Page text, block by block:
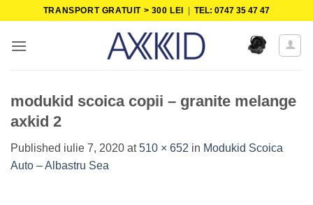
content
TRANSPORT GRATUIT > 300 LEI |TEL: 0747 35 47 47
modukid scoica copii – granite melange
axkid 2
Published iulie 7, 2020 at510 × 652 in Modukid Scoica
Auto – Albastru Sea